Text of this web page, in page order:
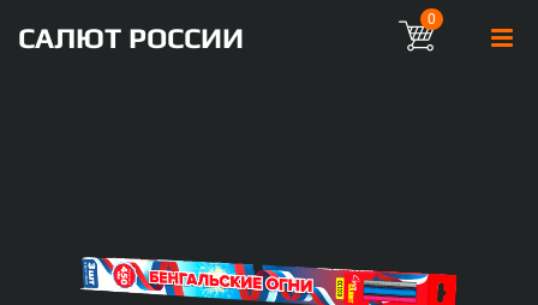
САЛЮТ РОССИИ
0